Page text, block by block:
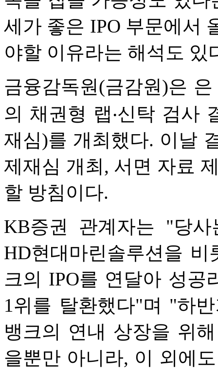
세가 좋은 IPO 부문에서
야할 이유라는 해석도 있
금융감독원(금감원)은
의 채권형 랩‧신탁 검사
재심)를 개최했다. 이날
제재심 개최, 서면 자료
할 방침이다.
KB증권 관계자는 "당
HD현대마린솔루션을
크의 IPO를 연달아 성공
1위를 탈환했다"며 "하
뱅크의 연내 상장을 위
을뿐만 아니라, 이 외에